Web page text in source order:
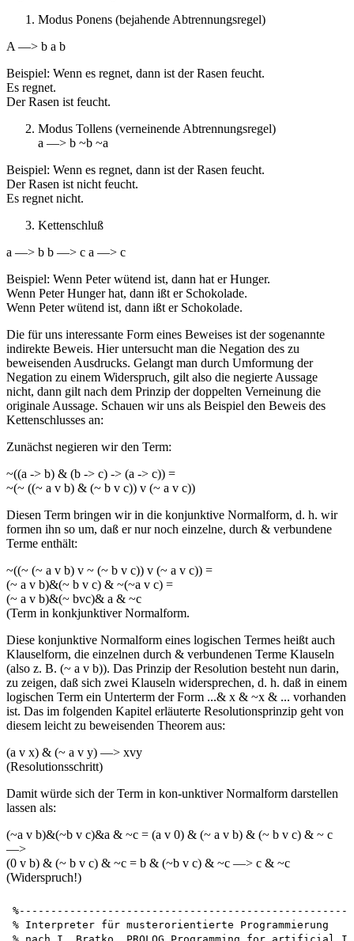
Modus Ponens (bejahende Abtrennungsregel)
A —> b a b
Beispiel: Wenn es regnet, dann ist der Rasen feucht.
Es regnet.
Der Rasen ist feucht.
Modus Tollens (verneinende Abtrennungsregel)
a —> b ~b ~a
Beispiel: Wenn es regnet, dann ist der Rasen feucht.
Der Rasen ist nicht feucht.
Es regnet nicht.
Kettenschluß
a —> b b —> c a —> c
Beispiel: Wenn Peter wütend ist, dann hat er Hunger.
Wenn Peter Hunger hat, dann ißt er Schokolade.
Wenn Peter wütend ist, dann ißt er Schokolade.
Die für uns interessante Form eines Beweises ist der sogenannte
indirekte Beweis. Hier untersucht man die Negation des zu
beweisenden Ausdrucks. Gelangt man durch Umformung der
Negation zu einem Widerspruch, gilt also die negierte Aussage
nicht, dann gilt nach dem Prinzip der doppelten Verneinung die
originale Aussage. Schauen wir uns als Beispiel den Beweis des
Kettenschlusses an:
Zunächst negieren wir den Term:
~((a -> b) & (b -> c) -> (a -> c)) =
~(~ ((~ a v b) & (~ b v c)) v (~ a v c))
Diesen Term bringen wir in die konjunktive Normalform, d. h. wir
formen ihn so um, daß er nur noch einzelne, durch & verbundene
Terme enthält:
~((~ (~ a v b) v ~ (~ b v c)) v (~ a v c)) =
(~ a v b)&(~ b v c) & ~(~a v c) =
(~ a v b)&(~ bvc)& a & ~c
(Term in konkjunktiver Normalform.
Diese konjunktive Normalform eines logischen Termes heißt auch
Klauselform, die einzelnen durch & verbundenen Terme Klauseln
(also z. B. (~ a v b)). Das Prinzip der Resolution besteht nun darin,
zu zeigen, daß sich zwei Klauseln widersprechen, d. h. daß in einem
logischen Term ein Unterterm der Form ...& x & ~x & ... vorhanden
ist. Das im folgenden Kapitel erläuterte Resolutionsprinzip geht von
diesem leicht zu beweisenden Theorem aus:
(a v x) & (~ a v y) —> xvy
(Resolutionsschritt)
Damit würde sich der Term in kon-unktiver Normalform darstellen
lassen als:
(~a v b)&(~b v c)&a & ~c = (a v 0) & (~ a v b) & (~ b v c) & ~ c
—>
(0 v b) & (~ b v c) & ~c = b & (~b v c) & ~c —> c & ~c
(Widerspruch!)
% Interpreter für musterorientierte Programmierung
% nach I. Bratko, PROLOG Programming for artificial